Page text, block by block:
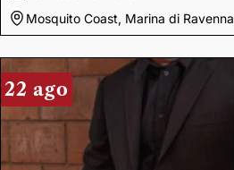
Mosquito Coast, Marina di Ravenna
22 ago